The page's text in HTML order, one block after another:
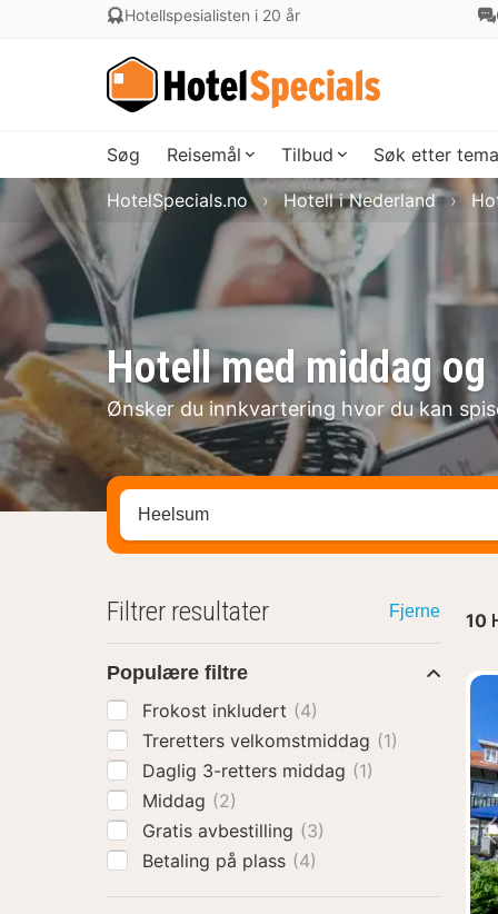
Hotellspesialisten i 20 år
Søg Reisemål Tilbud Søk etter tema
Hotell med middag
Ønsker du innkvartering hvor du kan
HotelSpecials.no Hotell i Nederland
Søk hotell, region eller by
10
Filtrer resultater Fjerne
Populære filtre
Frokost inkludert (4)
Treretters velkomstmiddag (1)
Daglig 3-retters middag (1)
Middag (2)
Gratis avbestilling (3)
Betaling på plass (4)